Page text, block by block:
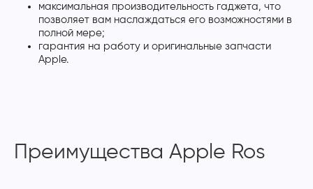
максимальная производительность гаджета, что
позволяет вам наслаждаться его возможностями в
полной мере;
гарантия на работу и оригинальные запчасти
Apple.
Преимущества Apple Ros